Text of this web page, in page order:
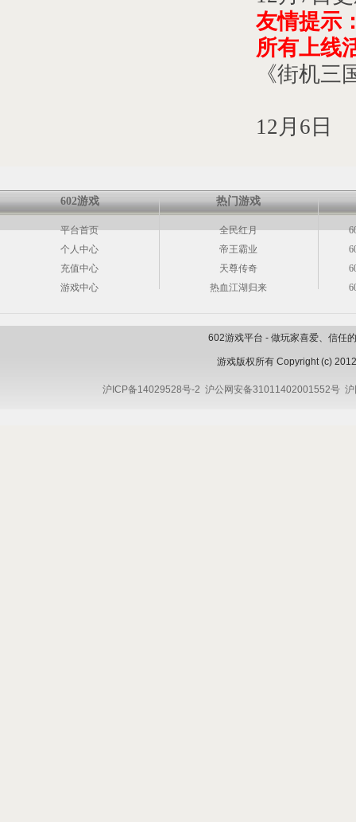
友情提示
所有上线
《街机三
12 月 6 日
602游戏
平台首页
个人中心
充值中心
游戏中心
热门游戏
全民红月
帝王霸业
天尊传奇
热血江湖归来
602游戏平台 - 做玩家喜爱、信任
游戏版权所有 Copyright (c)
沪ICP备14029528号-2 沪公网安备31011402001552号